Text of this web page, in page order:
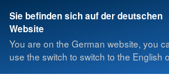
Sie befinden sich auf der deutschen
Website
You are on the German website, you
use the switch to switch to the English